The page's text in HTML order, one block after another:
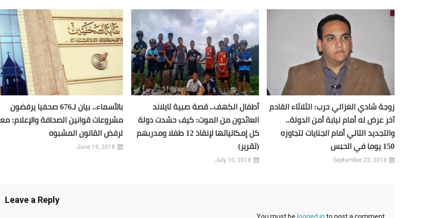
زوجة شادي الغزالي حرب: الثلاثاء القادم
آخر عرض له أمام نيابة أمن الدولة..
والتجديد التالي أمام الجنايات لتجاوزه
150 يوما في الحبس
September 23, 2018
أطفال الكهف.. قصة صبية تايلاند
العائدون من الموت: كيف حشدت دولة
كل إمكانياتها لإنقاذ 12 طفلا ومدربهم
(تقرير)
July 10, 2018
بالأسماء.. بيان لـ676 صحفيا يرفضون
مشروعات قوانين الصحافة والإعلام:
لرفض القانون المشبوه
June 19, 2018
Leave a Reply